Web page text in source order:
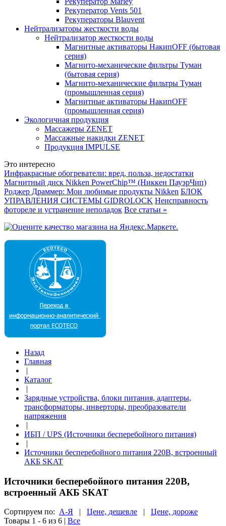
Рекуператор Vents 501
Рекуператоры Blauvent
Нейтрализаторы жесткости воды
Нейтрализатор жесткости воды
Магнитные активаторы НакипOFF (бытовая
серия)
Магнито-механические фильтры Туман
(бытовая серия)
Магнито-механические фильтры Туман
(промышленная серия)
Магнитные активаторы НакипOFF
(промышленная серия)
Экологичная продукция
Массажеры ZENET
Массажные накидки ZENET
Продукция IMPULSE
Это интересно
Инфракрасные обогреватели: вред, польза, недостатки
Магнитный диск Nikken PowerChip™ (Никкен ПауэрЧип)
Роджер Драммер: Мои любимые продукты Nikken БЛОК
УПРАВЛЕНИЯ СИСТЕМЫ GIDROLOCK Неисправность
фотореле и устранение неполадок Все статьи »
Назад
Главная
|
Каталог
|
Зарядные устройства, блоки питания, адаптеры,
трансформаторы, инверторы, преобразователи
напряжения
|
ИБП / UPS (Источники бесперебойного питания)
|
Источники бесперебойного питания 220В, встроенный
АКБ SKAT
Источники бесперебойного питания 220В,
встроенный АКБ SKAT
Сортируем по: А-Я | Цене, дешевле | Цене, дороже
Товары 1 - 6 из 6 | Все